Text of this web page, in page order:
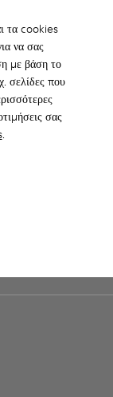
τα cookies
να σας
με βάση το
σελίδες που
σας
.
APPAREL ΕΝΔΎΜΑΤΑ
αποκλειστικά
σε